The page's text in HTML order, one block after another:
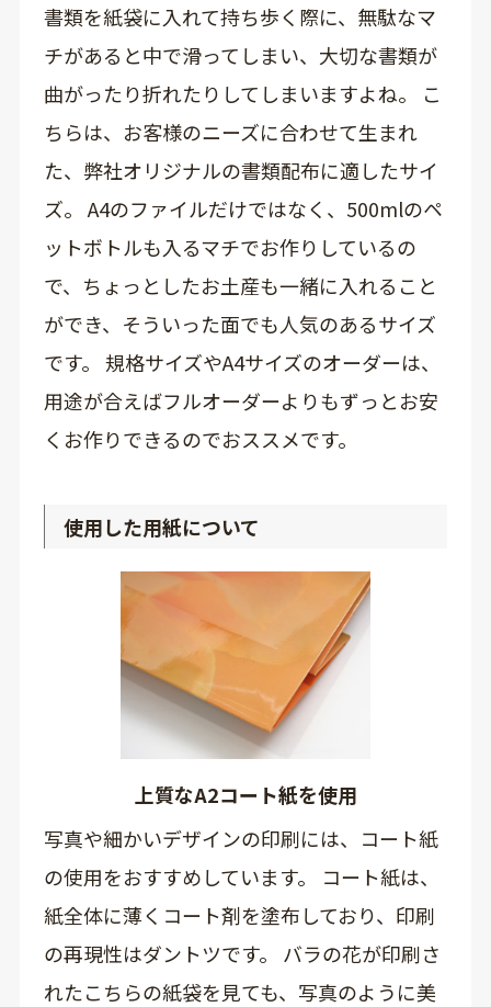
書類を紙袋に入れて持ち歩く際に、無駄なマ
チがあると中で滑ってしまい、大切な書類が
曲がったり折れたりしてしまいますよね。 こ
ちらは、お客様のニーズに合わせて生まれ
た、弊社オリジナルの書類配布に適したサイ
ズ。 A4のファイルだけではなく、500mlのペ
ットボトルも入るマチでお作りしているの
で、ちょっとしたお土産も一緒に入れること
ができ、そういった面でも人気のあるサイズ
です。 規格サイズやA4サイズのオーダーは、
用途が合えばフルオーダーよりもずっとお安
くお作りできるのでおススメです。
使用した用紙について
上質なA2コート紙を使用
写真や細かいデザインの印刷には、コート紙
の使用をおすすめしています。 コート紙は、
紙全体に薄くコート剤を塗布しており、印刷
の再現性はダントツです。 バラの花が印刷さ
れたこちらの紙袋を見ても、写真のように美